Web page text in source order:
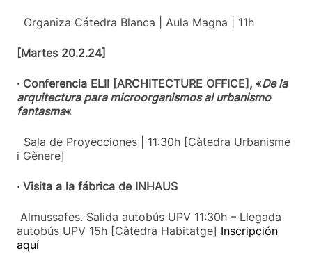
Organiza Cátedra Blanca | Aula Magna | 11h
[Martes 20.2.24]
· Conferencia ELII [ARCHITECTURE OFFICE], «De la
arquitectura para microorganismos al urbanismo
fantasma«
Sala de Proyecciones | 11:30h [Càtedra Urbanisme
i Gènere]
· Visita a la fábrica de INHAUS
Almussafes. Salida autobús UPV 11:30h – Llegada
autobús UPV 15h [Càtedra Habitatge] Inscripción
aquí